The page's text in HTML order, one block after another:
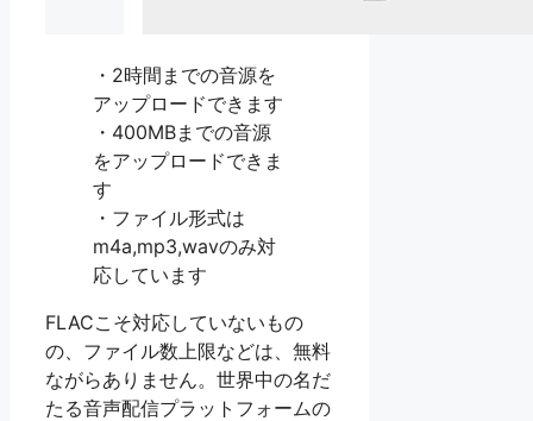
・2時間までの音源を
アップロードできます
・400MBまでの音源
をアップロードできま
す
・ファイル形式は
m4a,mp3,wavのみ対
応しています
FLACこそ対応していないもの
の、ファイル数上限などは、無料
ながらありません。世界中の名だ
たる音声配信プラットフォームの